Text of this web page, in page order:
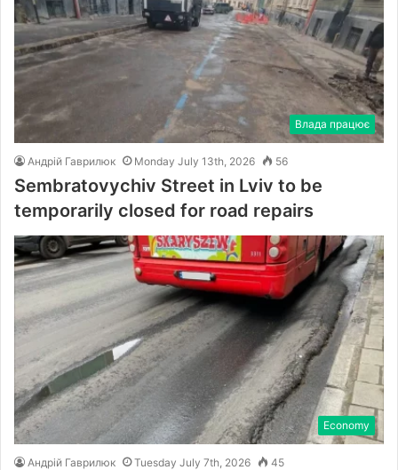
Влада працює
Андрій Гаврилюк Monday July 13th, 2026 56
Sembratovychiv Street in Lviv to be
temporarily closed for road repairs
Economy
Андрій Гаврилюк Tuesday July 7th, 2026 45